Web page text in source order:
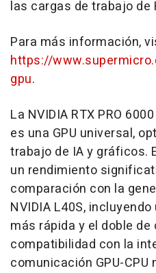
las cargas de trabajo de
Para más información,
https://
gpu.
La NVIDIA RTX PRO
es una GPU universal,
trabajo de IA y gráficos.
un rendimiento
comparación con la
NVIDIA L40S,
más rápida y el doble
compatibilidad con la
comunicación GPU-